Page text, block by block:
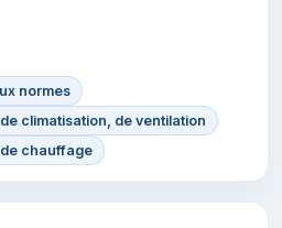
normes
climatisation, de ventilation
chauffage